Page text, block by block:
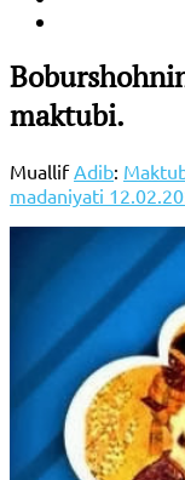
maktubi.
Muallif Adib:
madaniyati